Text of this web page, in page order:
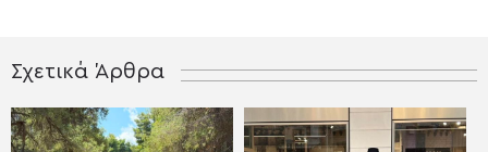
Σχετικά Άρθρα